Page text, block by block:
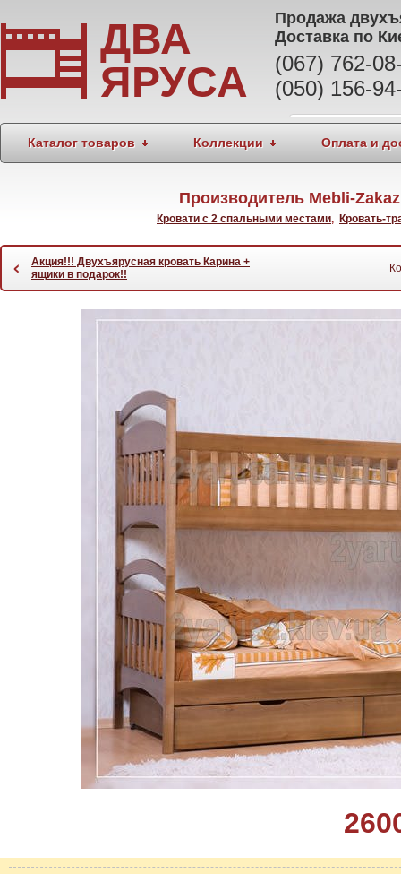
ДВА
ЯРУСА
Продажа
Доставка по
(067) 762-
(050) 156-
Каталог товаров Коллекции Оплата и
Производитель Mebli-
Кровати с 2 спальными местами, Кровать-
‹
Акция!!! Двухъярусная кровать Карина +
ящики в подарок!!